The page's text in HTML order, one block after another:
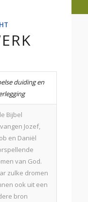
duiding en
Bijbel
Jozef,
en Daniël
van God.
zulke dromen
ook uit een
bron